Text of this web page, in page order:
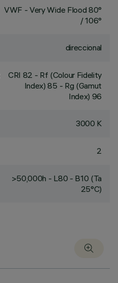
VWF - Very Wide Flood 80°
/ 106°
direccional
CRI 82 - Rf (Colour Fidelity
Index) 85 - Rg (Gamut
Index) 96
3000 K
2
>50,000h - L80 - B10 (Ta
25°C)